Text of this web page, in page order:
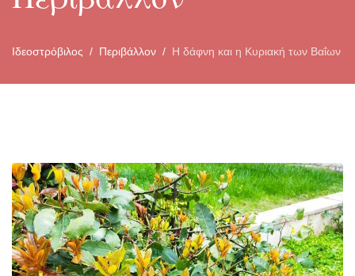
Ιδεοστρόβιλος Περιβάλλον Η δάφνη και η Κυριακή των Βαΐων